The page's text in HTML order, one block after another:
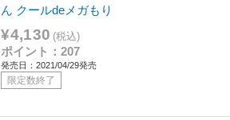
ん クールdeメガもり
¥4,130 (税込)
ポイント：207
発売日：2021/04/29発売
限定数終了